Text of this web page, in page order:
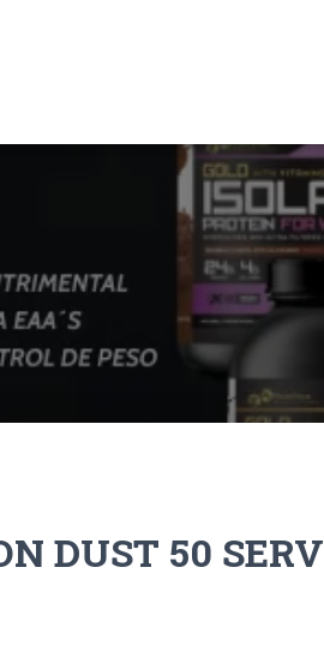
DUST 50 SERV